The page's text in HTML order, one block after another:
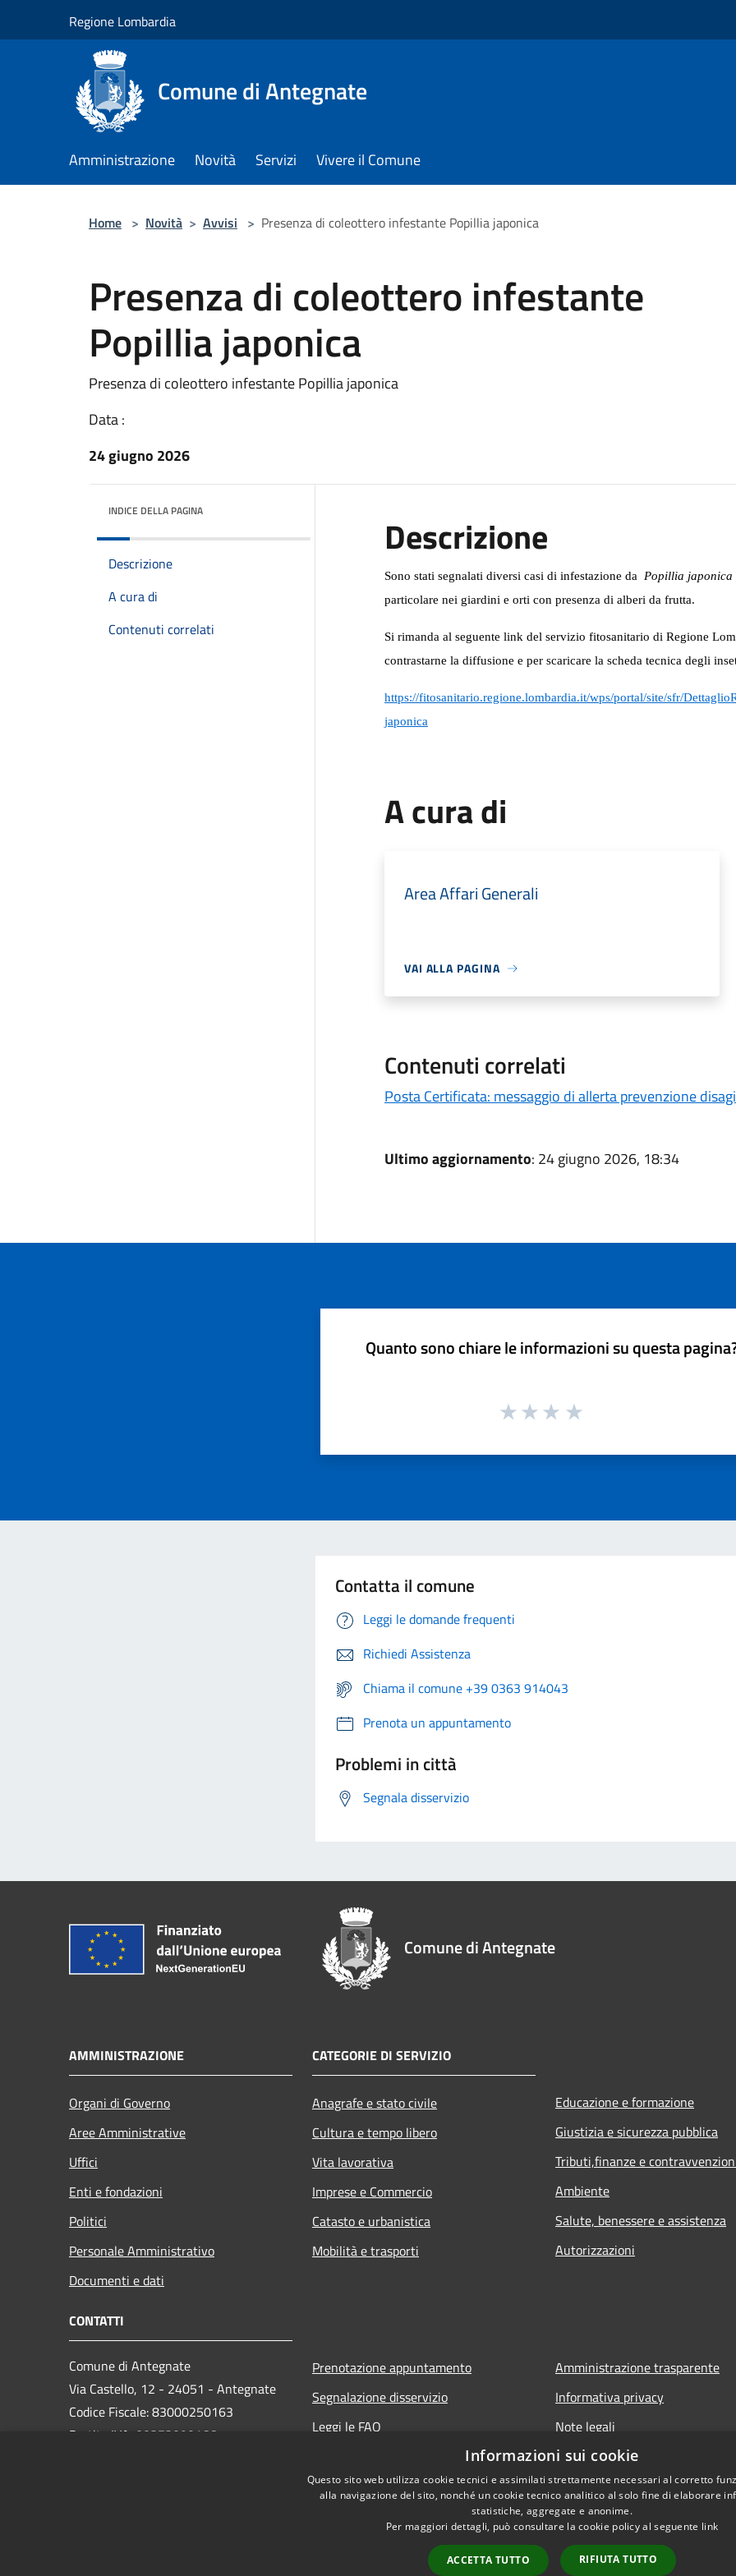
Regione Lombardia
Comune di Antegnate
Amministrazione Novità Servizi Vivere il Comune
Home > Novità > Avvisi > Presenza di coleottero infestante Popillia japonica
Presenza di coleottero infestante
Popillia japonica
Presenza di coleottero infestante Popillia japonica
Data :
24 giugno 2026
INDICE DELLA PAGINA
Descrizione
A cura di
Contenuti correlati
Descrizione
Sono stati segnalati diversi casi di infestazione da Popillia
particolare nei giardini e orti con presenza di alberi da frutta.
Si rimanda al seguente link del servizio fitosanitario di Regione
contrastarne la diffusione e per scaricare la scheda tecnica degli
https://fitosanitario.regione.lombardia.it/wps/portal/site/sfr/
japonica
A cura di
Area Affari Generali
VAI ALLA PAGINA
Contenuti correlati
Posta Certificata: messaggio di allerta prevenzione
Ultimo aggiornamento: 24 giugno 2026, 18:34
Quanto sono chiare le informazioni su questa
Contatta il comune
Leggi le domande frequenti
Richiedi Assistenza
Chiama il comune +39 0363 914043
Prenota un appuntamento
Problemi in città
Segnala disservizio
Comune di Antegnate
AMMINISTRAZIONE
Organi di Governo
Aree Amministrative
Uffici
Enti e fondazioni
Politici
Personale Amministrativo
Documenti e dati
CATEGORIE DI SERVIZIO
Anagrafe e stato civile
Cultura e tempo libero
Vita lavorativa
Imprese e Commercio
Catasto e urbanistica
Mobilità e trasporti
Educazione e formazione
Giustizia e sicurezza pubblica
Tributi,finanze e
Ambiente
Salute, benessere e assistenza
Autorizzazioni
CONTATTI
Comune di Antegnate
Via Castello, 12 - 24051 - Antegnate
Codice Fiscale: 83000250163
Partita IVA: 00373090166
Prenotazione appuntamento
Segnalazione disservizio
Leggi le FAQ
Amministrazione trasparente
Informativa privacy
Note legali
Dichiarazione di accessibilità
Informazioni sui cookie
Questo sito web utilizza cookie tecnici e assimilati strettamente necessari al corretto
alla navigazione del sito, nonché un cookie tecnico analitico al solo fine di elaborare
statistiche, aggregate e anonime.
Per maggiori dettagli, può consultare la cookie policy al seguente link
ACCETTA TUTTO RIFIUTA TUTTO